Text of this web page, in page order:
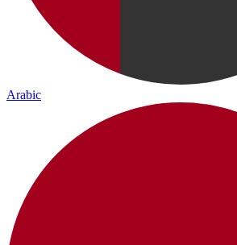
Arabic